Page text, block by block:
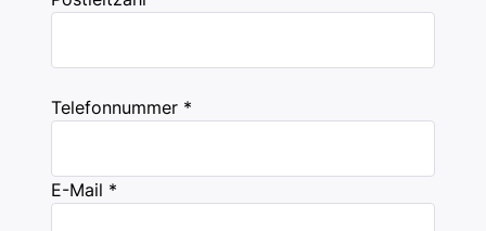
Telefonnummer *
E-Mail *